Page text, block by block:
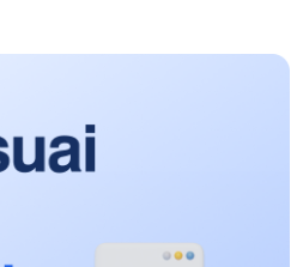
اسحات اسىلبەكوۆ: كۇشتى بيلىككە